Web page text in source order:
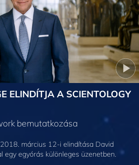
ELINDÍTJA A SCIENTOLOGY
bemutatkozása
március 12-i elindítása David
egy egyórás különleges üzenetben.